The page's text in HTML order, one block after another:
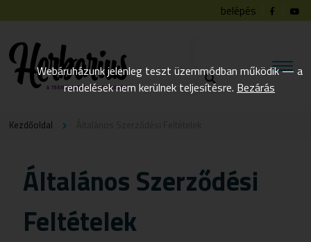
belépés
Kezdőoldal
Általános Szerződési
Feltételek
Webáruházunk jelenleg teszt üzemmódban működik — a
rendelések nem kerülnek teljesítésre. Bezárás